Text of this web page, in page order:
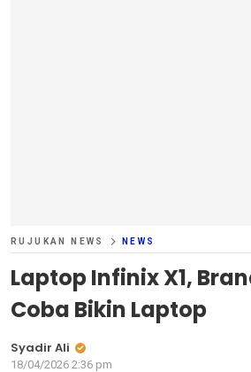
RUJUKAN NEWS NEWS
Laptop Infinix X1,
Coba Bikin Laptop
Syadir Ali
18/04/2026 2:36 pm